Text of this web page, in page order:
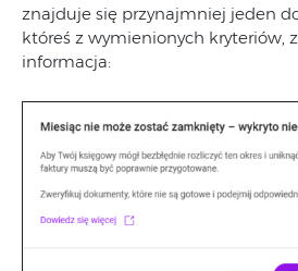
znajduje się przynajmniej jeden
któreś z wymienionych kryteriów,
informacja: